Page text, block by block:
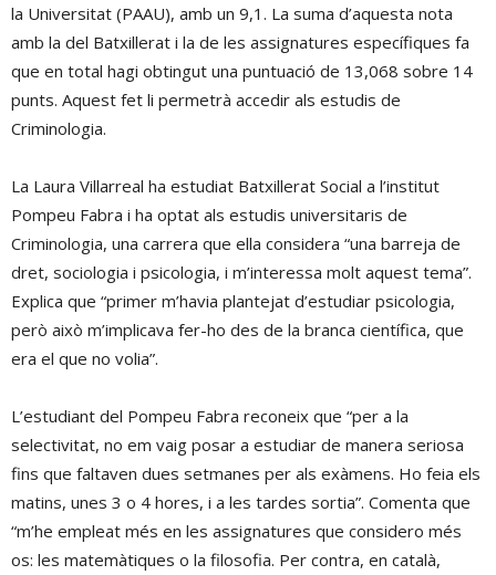
la Universitat (PAAU), amb un 9,1. La suma d’aquesta nota
amb la del Batxillerat i la de les assignatures específiques fa
que en total hagi obtingut una puntuació de 13,068 sobre 14
punts. Aquest fet li permetrà accedir als estudis de
Criminologia.
La Laura Villarreal ha estudiat Batxillerat Social a l’institut
Pompeu Fabra i ha optat als estudis universitaris de
Criminologia, una carrera que ella considera “una barreja de
dret, sociologia i psicologia, i m’interessa molt aquest tema”.
Explica que “primer m’havia plantejat d’estudiar psicologia,
però això m’implicava fer-ho des de la branca científica, que
era el que no volia”.
L’estudiant del Pompeu Fabra reconeix que “per a la
selectivitat, no em vaig posar a estudiar de manera seriosa
fins que faltaven dues setmanes per als exàmens. Ho feia els
matins, unes 3 o 4 hores, i a les tardes sortia”. Comenta que
“m’he empleat més en les assignatures que considero més
os: les matemàtiques o la filosofia. Per contra, en català,